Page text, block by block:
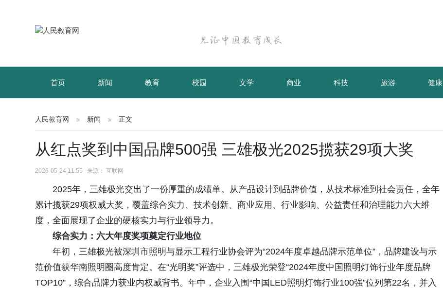
首页 新闻 教育 校园 文学 商业 科技 旅游 健康
育儿 资讯
人民教育网 新闻 正文
从红点奖到中国品牌500强 三雄极光2025揽获29项大奖
2026-05-24 11:55 来源： 互联网
2025年，三雄极光交出了一份厚重的成绩单。从产品设计到品牌价值，从技术标准到社会责任，全年
累计揽获29项权威大奖，覆盖综合实力、技术创新、商业应用、行业影响、公益责任和治理能力六大维
度，全面展现了企业的硬核实力与行业领导力。
综合实力：六大年度奖项奠定行业地位
年初，三雄极光被深圳市照明与显示工程行业协会评为“2024年度卓越品牌示范单位”，品牌建设与示
范价值获华南照明圈高度肯定。在“光明奖”评选中，三雄极光荣登“2024年度中国照明灯饰行业年度品牌
TOP10”，综合品牌力获业内权威背书。年中，企业入围“中国LED照明灯饰行业100强”位列第22名，并入